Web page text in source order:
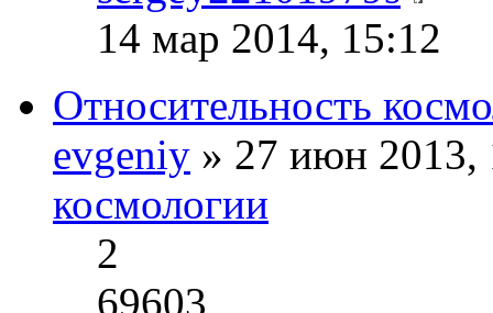
14 мар 2014, 15:12
Относительность
evgeniy » 27 июн
космологии
2
69603